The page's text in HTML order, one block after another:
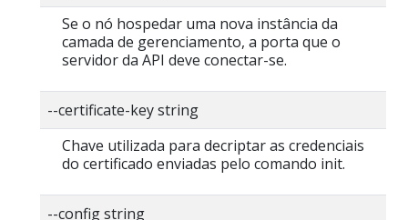
Se o nó hospedar uma nova instância da
camada de gerenciamento, a porta que o
servidor da API deve conectar-se.
--certificate-key string
Chave utilizada para decriptar as credenciais
do certificado enviadas pelo comando init.
--config string